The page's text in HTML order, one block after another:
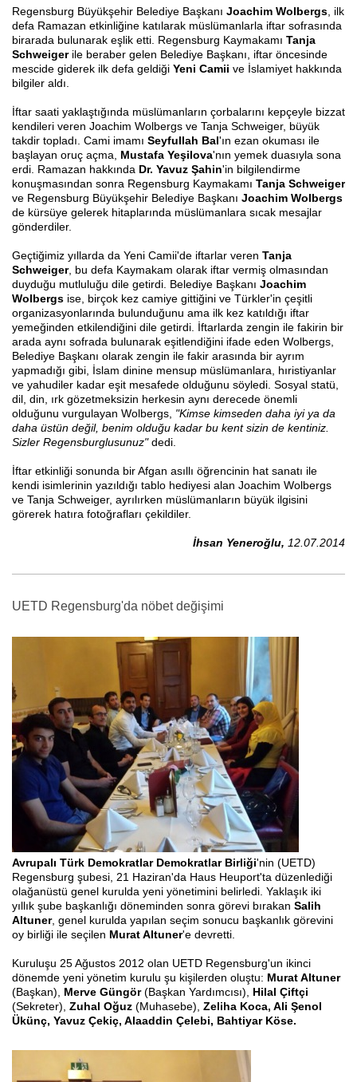
Regensburg Büyükşehir Belediye Başkanı Joachim Wolbergs , ilk
defa Ramazan etkinliğine katılarak müslümanlarla iftar sofrasında
birarada bulunarak eşlik etti. Regensburg Kaymakamı Tanja
Schweigerile beraber gelen Belediye Başkanı, iftar öncesinde
mescide giderek ilk defa geldiği Yeni Camii ve İslamiyet hakkında
bilgiler aldı.
İftar saati yaklaştığında müslümanların çorbalarını kepçeyle bizzat
kendileri veren Joachim Wolbergs ve Tanja Schweiger, büyük
takdir topladı. Cami imamı Seyfullah Bal'ın ezan okuması ile
başlayan oruç açma, Mustafa Yeşilova'nın yemek duasıyla sona
erdi. Ramazan hakkında Dr. Yavuz Şahin'in bilgilendirme
konuşmasından sonra Regensburg Kaymakamı Tanja Schweiger
ve Regensburg Büyükşehir Belediye Başkanı Joachim Wolbergs
de kürsüye gelerek hitaplarında müslümanlara sıcak mesajlar
gönderdiler.
Geçtiğimiz yıllarda da Yeni Camii'de iftarlar veren Tanja
Schweiger, bu defa Kaymakam olarak iftar vermiş olmasından
duyduğu mutluluğu dile getirdi. Belediye Başkanı Joachim
Wolbergs ise, birçok kez camiye gittiğini ve Türkler'in çeşitli
organizasyonlarında bulunduğunu ama ilk kez katıldığı iftar
yemeğinden etkilendiğini dile getirdi. İftarlarda zengin ile fakirin bir
arada aynı sofrada bulunarak eşitlendiğini ifade eden Wolbergs,
Belediye Başkanı olarak zengin ile fakir arasında bir ayrım
yapmadığı gibi, İslam dinine mensup müslümanlara, hıristiyanlar
ve yahudiler kadar eşit mesafede olduğunu söyledi. Sosyal statü,
dil, din, ırk gözetmeksizin herkesin aynı derecede önemli
olduğunu vurgulayan Wolbergs, "Kimse kimseden daha iyi ya da
daha üstün değil, benim olduğu kadar bu kent sizin de kentiniz.
Sizler Regensburglusunuz"dedi.
İftar etkinliği sonunda bir Afgan asıllı öğrencinin hat sanatı ile
kendi isimlerinin yazıldığı tablo hediyesi alan Joachim Wolbergs
ve Tanja Schweiger, ayrılırken müslümanların büyük ilgisini
görerek hatıra fotoğrafları çekildiler.
İhsan Yeneroğlu, 12.07.2014
UETD Regensburg'da nöbet değişimi
Avrupalı Türk Demokratlar Demokratlar Birliği'nin (UETD)
Regensburg şubesi, 21 Haziran'da Haus Heuport'ta düzenlediği
olağanüstü genel kurulda yeni yönetimini belirledi. Yaklaşık iki
yıllık şube başkanlığı döneminden sonra görevi bırakan Salih
Altuner, genel kurulda yapılan seçim sonucu başkanlık görevini
oy birliği ile seçilen Murat Altuner'e devretti.
Kuruluşu 25 Ağustos 2012 olan UETD Regensburg'un ikinci
dönemde yeni yönetim kurulu şu kişilerden oluştu: Murat Altuner
(Başkan), Merve Güngör(Başkan Yardımcısı), Hilal Çiftçi
(Sekreter), Zuhal Oğuz (Muhasebe), Zeliha Koca, Ali Şenol
Ükünç, Yavuz Çekiç, Alaaddin Çelebi, Bahtiyar Köse.